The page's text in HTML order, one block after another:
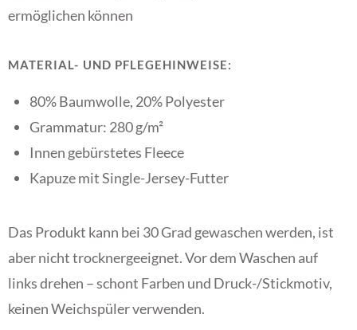
ermöglichen können
MATERIAL- UND PFLEGEHINWEISE:
80% Baumwolle, 20% Polyester
Grammatur: 280 g/m²
Innen gebürstetes Fleece
Kapuze mit Single-Jersey-Futter
Das Produkt kann bei 30 Grad gewaschen werden, ist
aber nicht trocknergeeignet. Vor dem Waschen auf
links drehen – schont Farben und Druck-/Stickmotiv,
keinen Weichspüler verwenden.